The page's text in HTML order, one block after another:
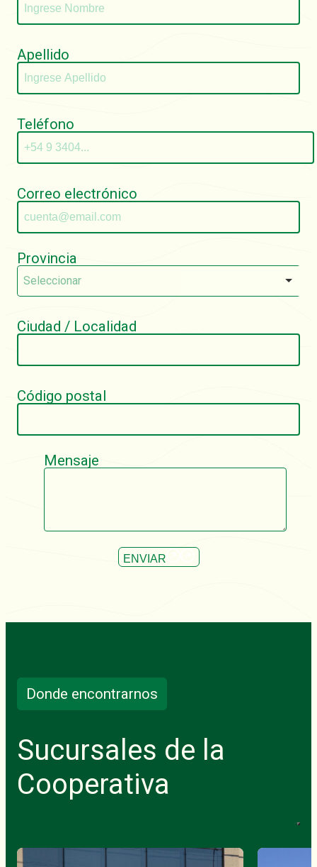
Apellido
Teléfono
Correo electrónico
Provincia
Seleccionar
Ciudad / Localidad
Código postal
Mensaje
ENVIAR
Donde encontrarnos
Sucursales de la
Cooperativa